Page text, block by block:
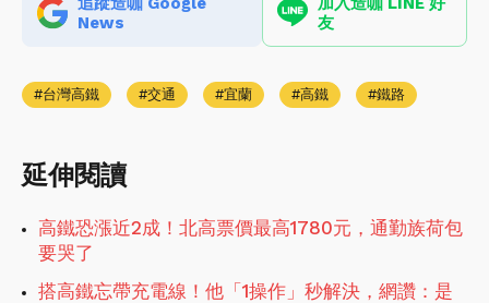
News
友
台灣高鐵 交通 宜蘭 高鐵 鐵路
延伸閱讀
高鐵恐漲近2成！北高票價最高1780元，通勤族荷包
要哭了
搭高鐵忘帶充電線！他「1操作」秒解決，網讚：是